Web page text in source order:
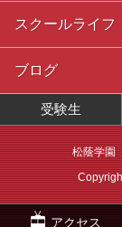
スクールライフ
ブログ
受験生
松蔭学園
アクセス